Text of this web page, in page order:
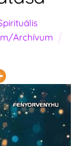
Archívum